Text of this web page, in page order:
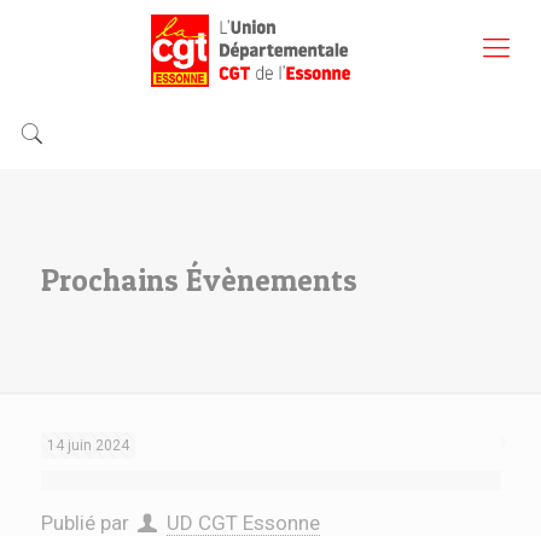
Prochains Évènements
14 juin 2024
Publié par UD CGT Essonne